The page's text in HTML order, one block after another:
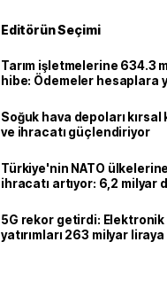
Editörün Seçimi
Tarım işletmelerine 634.3
hibe: Ödemeler hesaplara
Soğuk hava depoları kırsal
ve ihracatı güçlendiriyor
Türkiye'nin NATO
ihracatı artıyor: 6,2 milyar
5G rekor getirdi:
yatırımları 263 milyar liraya